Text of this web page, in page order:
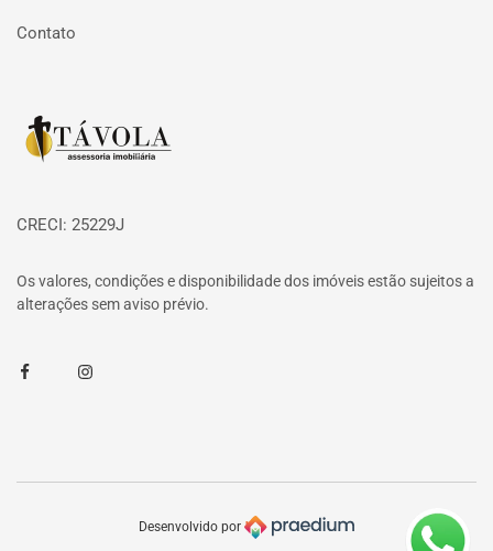
Contato
Página inicial
CRECI: 25229J
Os valores, condições e disponibilidade dos imóveis estão sujeitos a
alterações sem aviso prévio.
FacebookInstagram
Desenvolvido por